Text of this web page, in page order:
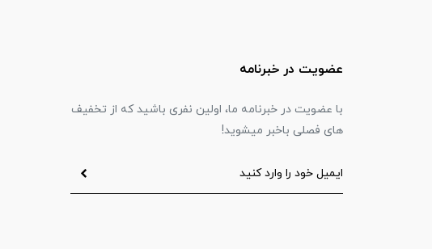
عضویت در خبرنامه
با عضویت در خبرنامه ما، اولین نفری باشید که از تخفیف
های فصلی باخبر میشوید!